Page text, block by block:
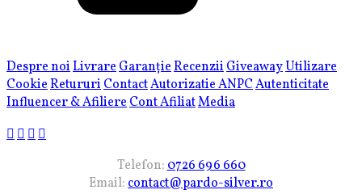
Despre noiLivrareGaranțieRecenziiGiveawayUtilizare
CookieRetururiContactAutorizatie ANPCAutenticitate
Influencer & AfiliereCont AfiliatMedia
Telefon:0726 696 660
Email:contact@pardo-silver.ro